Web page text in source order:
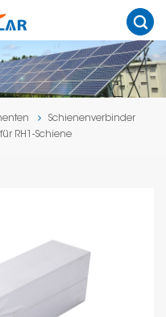
Schienenverbinder
RH1-Schiene